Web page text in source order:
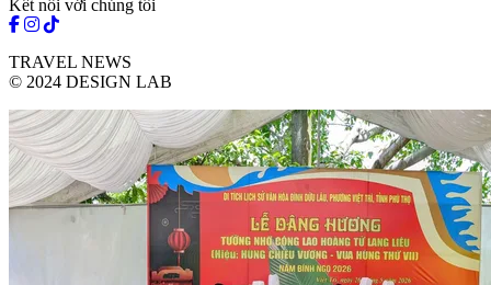
Kết nối với chúng tôi
TRAVEL NEWS
© 2024 DESIGN LAB